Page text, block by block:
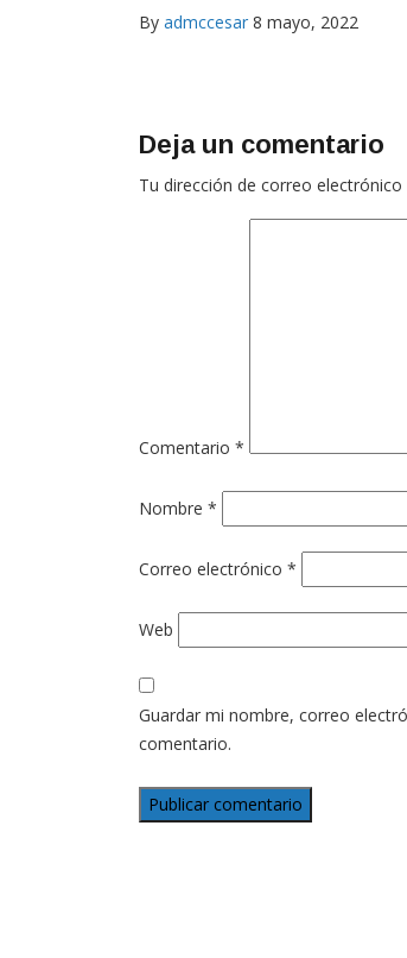
By admccesar 8 mayo, 2022
Deja un comentario
Tu dirección de correo electrónico
Comentario *
Nombre *
Correo electrónico *
Web
Guardar mi nombre, correo
comentario.